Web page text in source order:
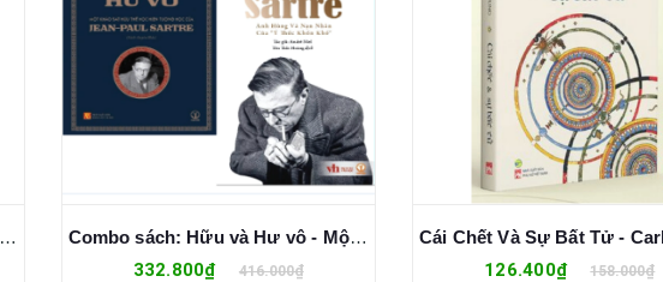
Thuật toán và Quyền mưu - Đỗ Hoàng Linh Combo sách: Hữu và Hư vô - Một khảo sát hữu thể học hiện tượng học của Jean-Paul Sartre + Jean-Paul Sartre - Anh Hùng Và Nạn Nhân Của "Ý Thức Khốn Khổ"
332.800₫ 416.000₫ 126.400₫ 158.000₫